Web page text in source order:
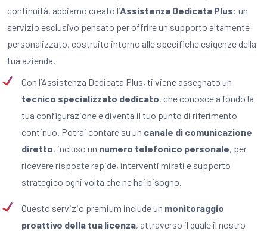
continuità, abbiamo creato l’Assistenza Dedicata Plus: un
servizio esclusivo pensato per offrire un supporto altamente
personalizzato, costruito intorno alle specifiche esigenze della
tua azienda.
Con l’Assistenza Dedicata Plus, ti viene assegnato un
tecnico specializzato dedicato, che conosce a fondo la
tua configurazione e diventa il tuo punto di riferimento
continuo. Potrai contare su un canale di comunicazione
diretto, incluso un numero telefonico personale, per
ricevere risposte rapide, interventi mirati e supporto
strategico ogni volta che ne hai bisogno.
Questo servizio premium include un monitoraggio
proattivo della tua licenza, attraverso il quale il nostro